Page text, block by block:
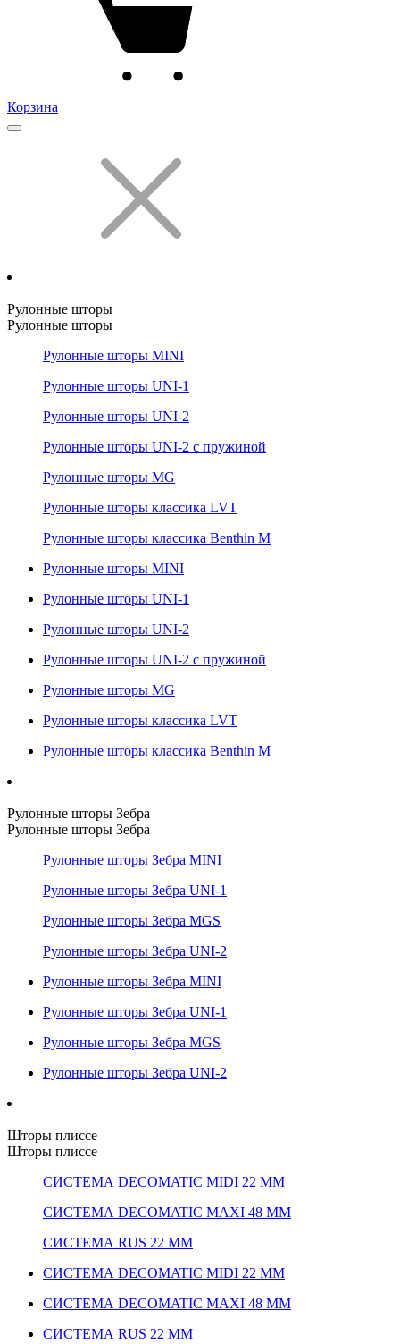
Корзина
Рулонные шторы
Рулонные шторы
Рулонные шторы MINI
Рулонные шторы UNI-1
Рулонные шторы UNI-2
Рулонные шторы UNI-2 с пружиной
Рулонные шторы MG
Рулонные шторы классика LVT
Рулонные шторы классика Benthin M
Рулонные шторы MINI
Рулонные шторы UNI-1
Рулонные шторы UNI-2
Рулонные шторы UNI-2 с пружиной
Рулонные шторы MG
Рулонные шторы классика LVT
Рулонные шторы классика Benthin M
Рулонные шторы Зебра
Рулонные шторы Зебра
Рулонные шторы Зебра MINI
Рулонные шторы Зебра UNI-1
Рулонные шторы Зебра MGS
Рулонные шторы Зебра UNI-2
Рулонные шторы Зебра MINI
Рулонные шторы Зебра UNI-1
Рулонные шторы Зебра MGS
Рулонные шторы Зебра UNI-2
Шторы плиссе
Шторы плиссе
СИСТЕМА DECOMATIC MIDI 22 ММ
СИСТЕМА DECOMATIC MAXI 48 ММ
СИСТЕМА RUS 22 ММ
СИСТЕМА DECOMATIC MIDI 22 ММ
СИСТЕМА DECOMATIC MAXI 48 ММ
СИСТЕМА RUS 22 ММ